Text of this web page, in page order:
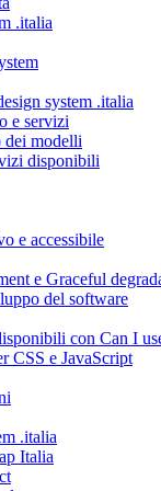
.italia
system .italia
e servizi
dei modelli
disponibili
e accessibile
e Graceful
del software
con Can I
CSS e JavaScript
.italia
Italia